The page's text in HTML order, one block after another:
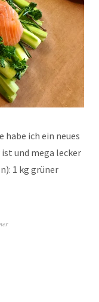
habe ich ein neues
und mega lecker
1 kg grüner